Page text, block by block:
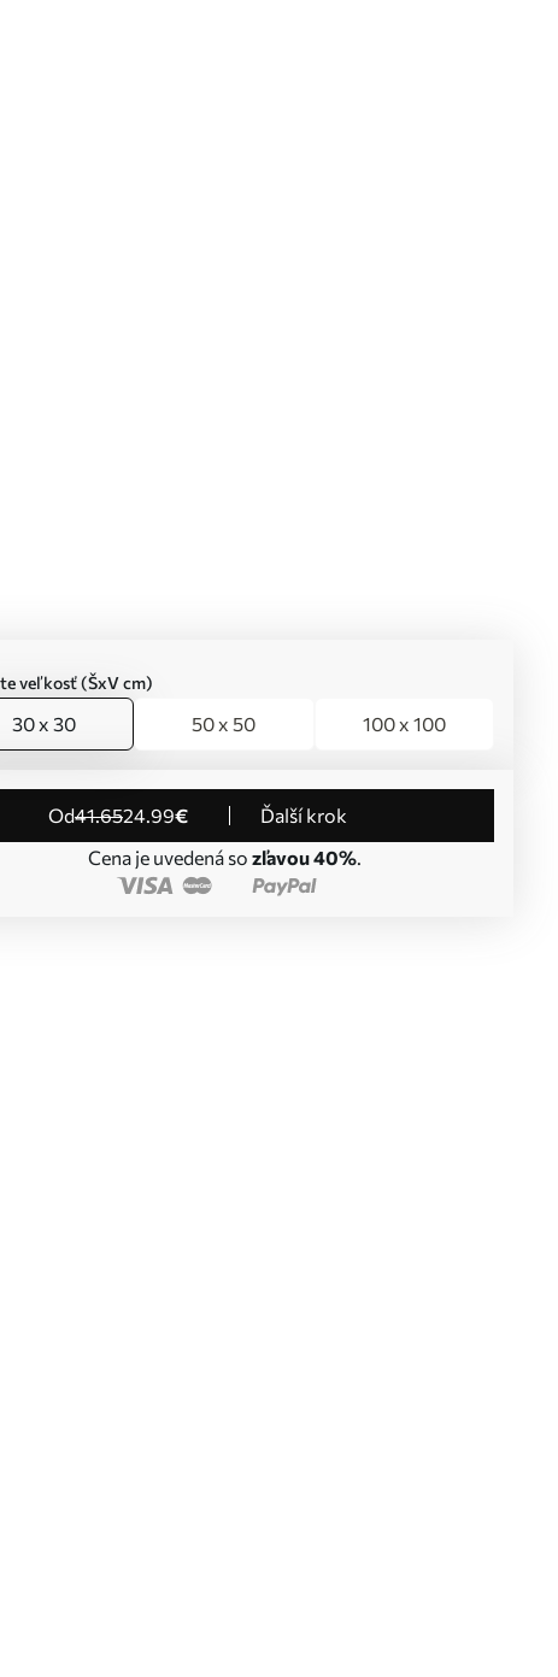
veľkosť (ŠxV cm)
30 x 30 50 x 50 100 x 100
od41.6524.99€
Ďalší krok
Cena je uvedená so zľavou 40%.